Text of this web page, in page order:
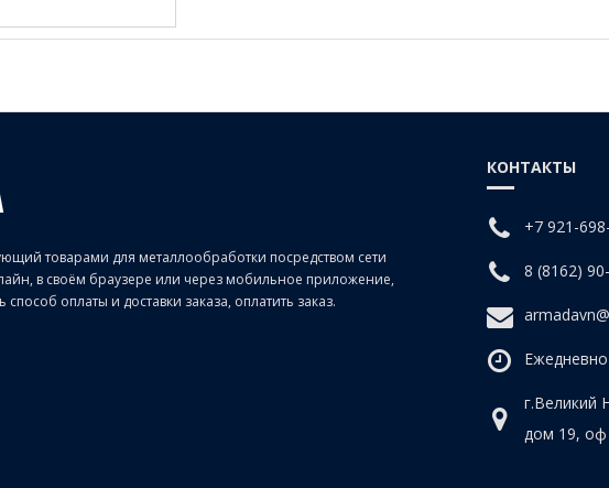
товарами для металлообработки посредством сети
в своём браузере или через мобильное приложение,
оплаты и доставки заказа, оплатить заказ.
КОНТАКТЫ
+7 921-
8 (8162)
г.Великий
дом 19, оф